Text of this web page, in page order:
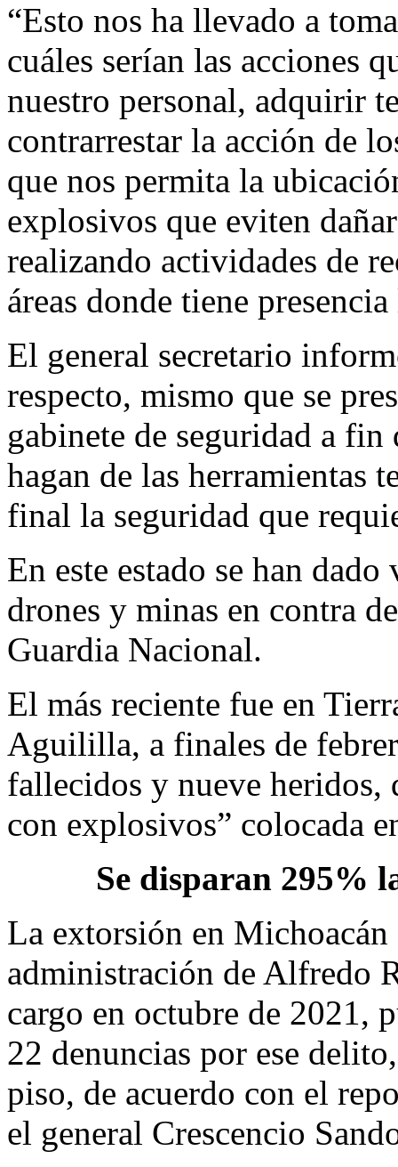
“Esto nos ha llevado a
cuáles serían las acciones
nuestro personal, adquirir
contrarrestar la acción de
que nos permita la
explosivos que eviten
realizando actividades de
áreas donde tiene
El general secretario
respecto, mismo que se
gabinete de seguridad a fin
hagan de las herramientas
final la seguridad que
En este estado se han
drones y minas en contra
Guardia Nacional.
El más reciente fue en
Aguililla, a finales de
fallecidos y nueve heridos,
con explosivos” colocada
Se disparan 295%
La extorsión en
administración de Alfredo
cargo en octubre de 2021,
22 denuncias por ese
piso, de acuerdo con el
el general Crescencio